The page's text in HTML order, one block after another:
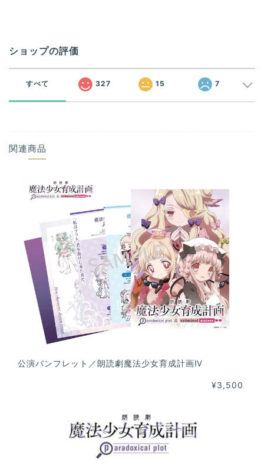
ショップの評価
すべて 327 15 7
関連商品
公演パンフレット／朗読劇魔法少女育成計画Ⅳ
¥3,500